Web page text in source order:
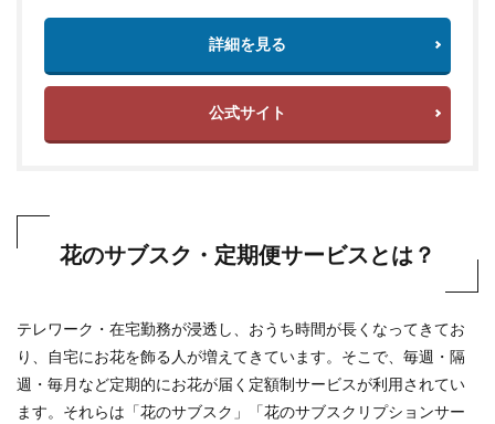
詳細を見る
公式サイト
花のサブスク・定期便サービスとは？
テレワーク・在宅勤務が浸透し、おうち時間が長くなってきてお
り、自宅にお花を飾る人が増えてきています。そこで、毎週・隔
週・毎月など定期的にお花が届く定額制サービスが利用されてい
ます。それらは「花のサブスク」「花のサブスクリプションサー